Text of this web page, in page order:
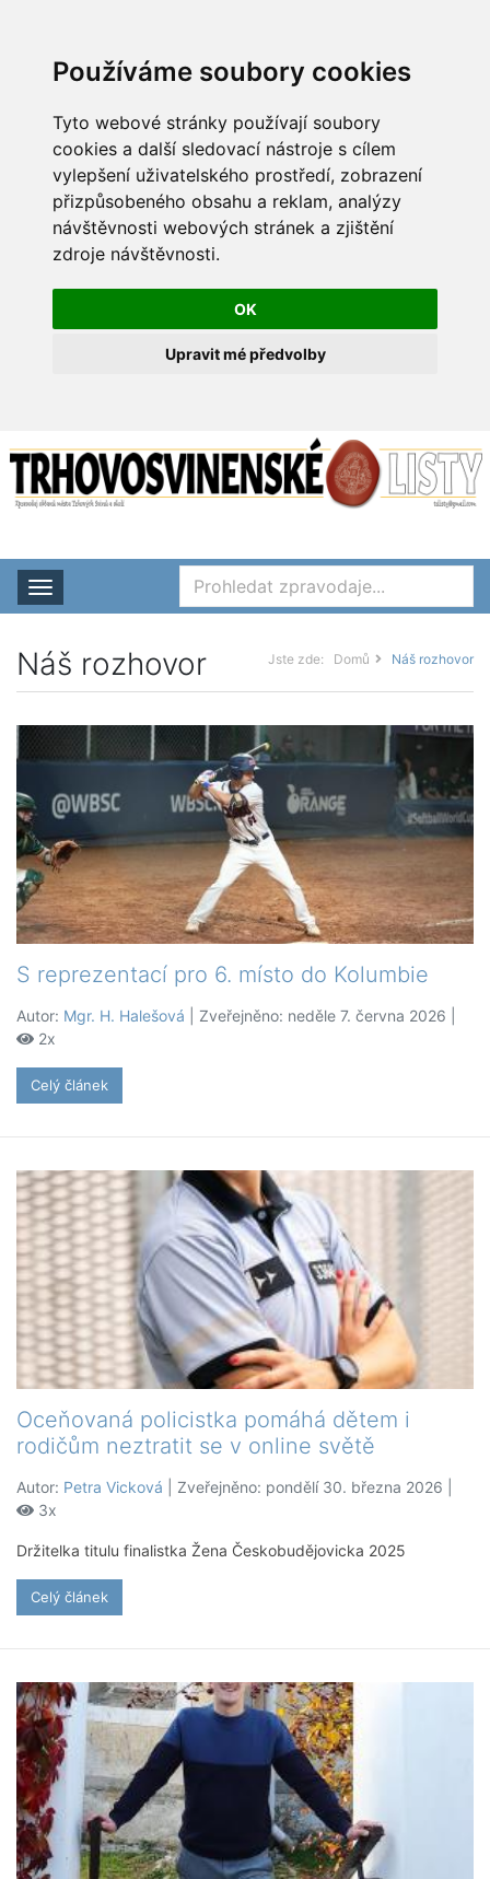
Používáme soubory cookies
Tyto webové stránky používají soubory
cookies a další sledovací nástroje s cílem
vylepšení uživatelského prostředí, zobrazení
přizpůsobeného obsahu a reklam, analýzy
návštěvnosti webových stránek a zjištění
zdroje návštěvnosti.
OK
Upravit mé předvolby
Rozbalit nabídku
Náš rozhovor Jste zde: Domů Náš rozhovor
S reprezentací pro 6. místo do Kolumbie
Autor: Mgr. H. Halešová | Zveřejněno: neděle 7. června 2026 |
2x
Celý článek
Oceňovaná policistka pomáhá dětem i
rodičům neztratit se v online světě
Autor: Petra Vicková | Zveřejněno: pondělí 30. března 2026 |
3x
Držitelka titulu finalistka Žena Českobudějovicka 2025
Celý článek